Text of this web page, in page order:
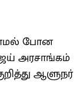
போன
அரசாங்கம்
ஆளுநர்